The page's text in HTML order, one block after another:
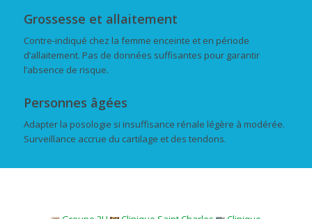
Grossesse et allaitement
Contre-indiqué chez la femme enceinte et en période
d’allaitement. Pas de données suffisantes pour garantir
l’absence de risque.
Personnes âgées
Adapter la posologie si insuffisance rénale légère à modérée.
Surveillance accrue du cartilage et des tendons.